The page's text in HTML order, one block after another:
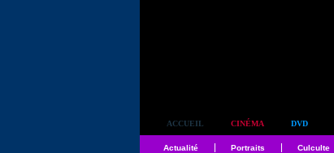
ACCUEIL CINÉMA DVD
Actualité Portraits Culculte